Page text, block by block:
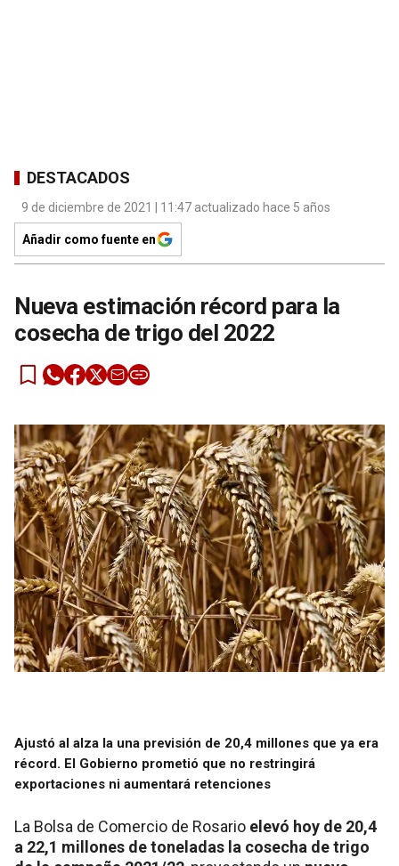
DESTACADOS
9 de diciembre de 2021 | 11:47 actualizado hace 5 años
Añadir como fuente en
Nueva estimación récord para la
cosecha de trigo del 2022
Ajustó al alza la una previsión de 20,4 millones que ya era
récord. El Gobierno prometió que no restringirá
exportaciones ni aumentará retenciones
La Bolsa de Comercio de Rosario elevó hoy de 20,4
a 22,1 millones de toneladas la cosecha de trigo